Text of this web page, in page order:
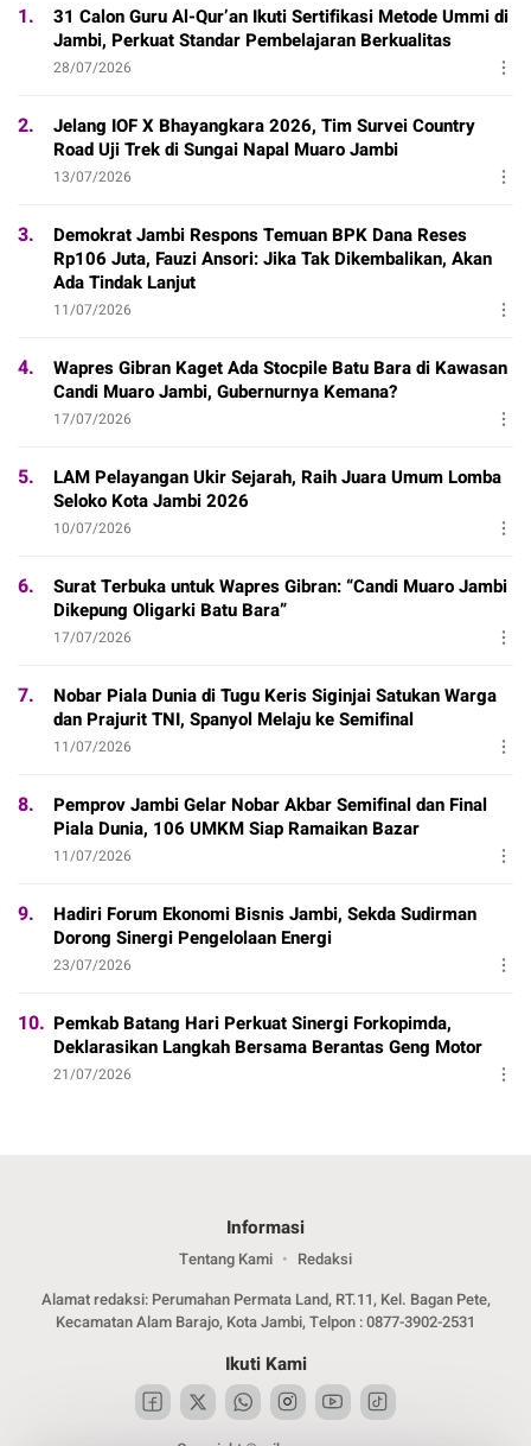
1.
31 Calon Guru Al-Qur’an Ikuti Sertifikasi Metode Ummi di
Jambi, Perkuat Standar Pembelajaran Berkualitas
28/07/2026
2.
Jelang IOF X Bhayangkara 2026, Tim Survei Country
Road Uji Trek di Sungai Napal Muaro Jambi
13/07/2026
3.
Demokrat Jambi Respons Temuan BPK Dana Reses
Rp106 Juta, Fauzi Ansori: Jika Tak Dikembalikan, Akan
Ada Tindak Lanjut
11/07/2026
4.
Wapres Gibran Kaget Ada Stocpile Batu Bara di Kawasan
Candi Muaro Jambi, Gubernurnya Kemana?
17/07/2026
5.
LAM Pelayangan Ukir Sejarah, Raih Juara Umum Lomba
Seloko Kota Jambi 2026
10/07/2026
6.
Surat Terbuka untuk Wapres Gibran: “Candi Muaro Jambi
Dikepung Oligarki Batu Bara”
17/07/2026
7.
Nobar Piala Dunia di Tugu Keris Siginjai Satukan Warga
dan Prajurit TNI, Spanyol Melaju ke Semifinal
11/07/2026
8.
Pemprov Jambi Gelar Nobar Akbar Semifinal dan Final
Piala Dunia, 106 UMKM Siap Ramaikan Bazar
11/07/2026
9.
Hadiri Forum Ekonomi Bisnis Jambi, Sekda Sudirman
Dorong Sinergi Pengelolaan Energi
23/07/2026
10. Pemkab Batang Hari Perkuat Sinergi Forkopimda,
Deklarasikan Langkah Bersama Berantas Geng Motor
21/07/2026
Informasi
Tentang Kami
Redaksi
Alamat redaksi: Perumahan Permata Land, RT.11, Kel. Bagan Pete,
Kecamatan Alam Barajo, Kota Jambi, Telpon : 0877-3902-2531
Ikuti Kami